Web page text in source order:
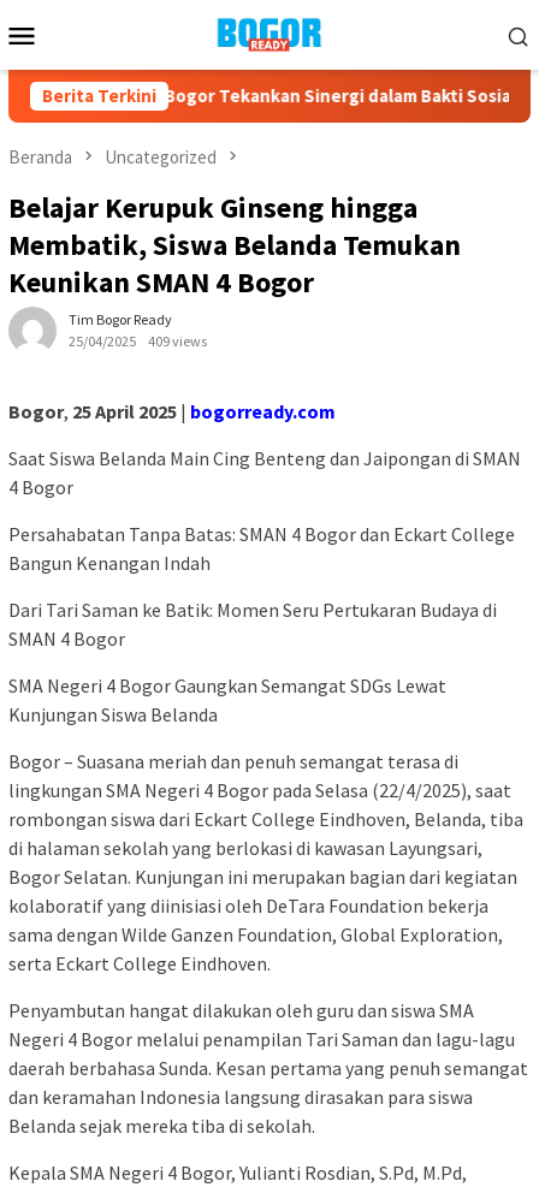
ke
Mobile
Berita TerkiniBogor Tekankan Sinergi dalam Bakti Sosial HUT ke-
Beranda Uncategorized
Belajar Kerupuk Ginseng hingga
Membatik, Siswa Belanda Temukan
Keunikan SMAN 4 Bogor
Tim Bogor Ready
25/04/2025
409 views
Bogor, 25 April 2025 | bogorready.com
Saat Siswa Belanda Main Cing Benteng dan Jaipongan di SMAN
4 Bogor
Persahabatan Tanpa Batas: SMAN 4 Bogor dan Eckart College
Bangun Kenangan Indah
Dari Tari Saman ke Batik: Momen Seru Pertukaran Budaya di
SMAN 4 Bogor
SMA Negeri 4 Bogor Gaungkan Semangat SDGs Lewat
Kunjungan Siswa Belanda
Bogor – Suasana meriah dan penuh semangat terasa di
lingkungan SMA Negeri 4 Bogor pada Selasa (22/4/2025), saat
rombongan siswa dari Eckart College Eindhoven, Belanda, tiba
di halaman sekolah yang berlokasi di kawasan Layungsari,
Bogor Selatan. Kunjungan ini merupakan bagian dari kegiatan
kolaboratif yang diinisiasi oleh DeTara Foundation bekerja
sama dengan Wilde Ganzen Foundation, Global Exploration,
serta Eckart College Eindhoven.
Penyambutan hangat dilakukan oleh guru dan siswa SMA
Negeri 4 Bogor melalui penampilan Tari Saman dan lagu-lagu
daerah berbahasa Sunda. Kesan pertama yang penuh semangat
dan keramahan Indonesia langsung dirasakan para siswa
Belanda sejak mereka tiba di sekolah.
Kepala SMA Negeri 4 Bogor, Yulianti Rosdian, S.Pd, M.Pd,